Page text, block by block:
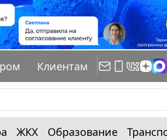
Клиентам
ЖКХ Образование